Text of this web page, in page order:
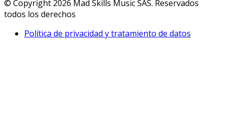
© Copyright 2026 Mad Skills Music SAS. Reservados
todos los derechos
Política de privacidad y tratamiento de datos